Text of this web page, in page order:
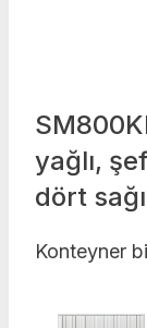
yağlı,
dört
Konteyner